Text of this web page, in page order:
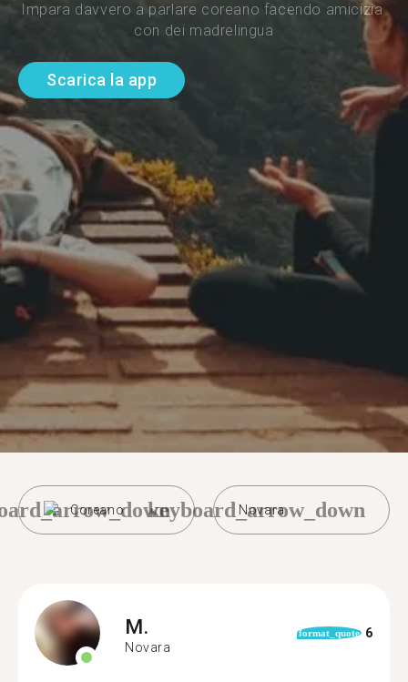
Impara davvero a parlare coreano facendo amicizia
con dei madrelingua
Scarica la app
Coreano Novara
keyboard_arrow_down
M.
Novara
format_quote 6